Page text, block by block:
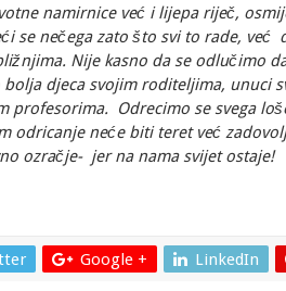
namirnice već i lijepa riječ,
se nečega zato što svi to rade, već
Nije kasno da se odlučimo
djeca svojim roditeljima, unuci
profesorima. Odrecimo se svega
odricanje neće biti teret već
ozračje- jer na nama svijet ostaje!
Google + LinkedIn